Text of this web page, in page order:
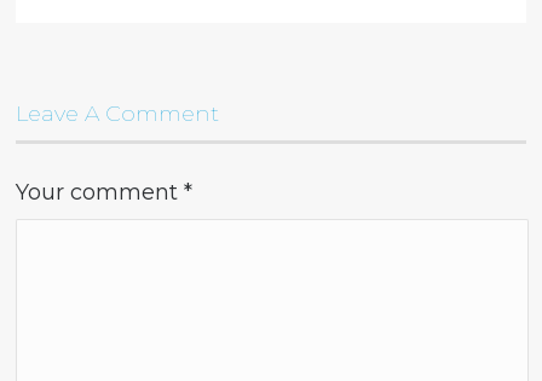
Leave A Comment
Your comment*